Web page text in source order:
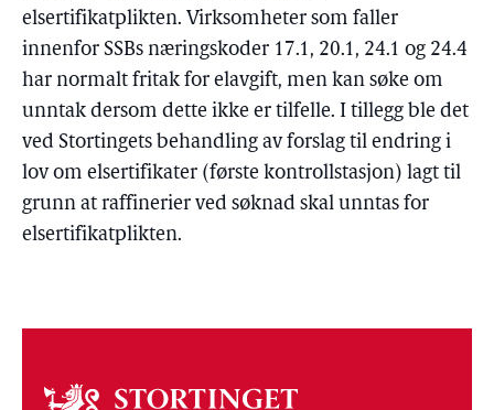
elsertifikatplikten. Virksomheter som faller
innenfor SSBs næringskoder 17.1, 20.1, 24.1 og 24.4
har normalt fritak for elavgift, men kan søke om
unntak dersom dette ikke er tilfelle. I tillegg ble det
ved Stortingets behandling av forslag til endring i
lov om elsertifikater (første kontrollstasjon) lagt til
grunn at raffinerier ved søknad skal unntas for
elsertifikatplikten.
Om